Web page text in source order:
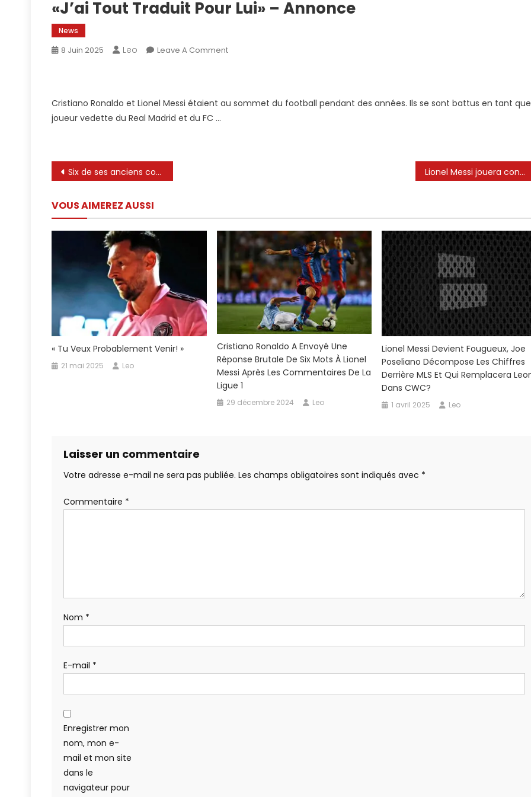
«J’ai Tout Traduit Pour Lui» – Annonce
News
8 Juin 2025 Leo Leave A CommentOn
Propos
Annonce
Cristiano Ronaldo et Lionel Messi étaient au sommet du football pendant des années. Ils se sont battus en tant que
joueur vedette du Real Madrid et du FC …
Navigation
l’article
Six de ses anciens coéquipiers avec une chèvre différente Lionel Messi jouera contre la Colombie: voir les changements de scaloni qui concernent Nestor Lorenzo | Sélections nationales
VOUS AIMEREZ AUSSI
« Tu Veux Probablement Venir! »
21 mai 2025 Leo
Cristiano Ronaldo A Envoyé Une
Réponse Brutale De Six Mots À Lionel
Messi Après Les Commentaires De La
Ligue 1
29 décembre 2024 Leo
Lionel Messi Devient Fougueux, Joe
Poseliano Décompose Les Chiffres
Derrière MLS Et Qui Remplacera
Dans CWC?
1 avril 2025 Leo
Laisser un commentaire
Votre adresse e-mail ne sera pas publiée. Les champs obligatoires sont indiqués avec *
Commentaire *
Nom *
E-mail *
Enregistrer mon
nom, mon e-
mail et mon site
dans le
navigateur pour